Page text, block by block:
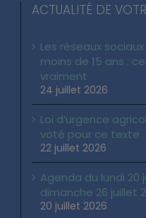
ACTUALITÉ DE
Les réseaux
moins de 15 ans :
vraiment
24 juillet 2026
Loi d’urgence
voté pour ce texte
22 juillet 2026
Agenda du lundi 20
dimanche 26 juillet
20 juillet 2026